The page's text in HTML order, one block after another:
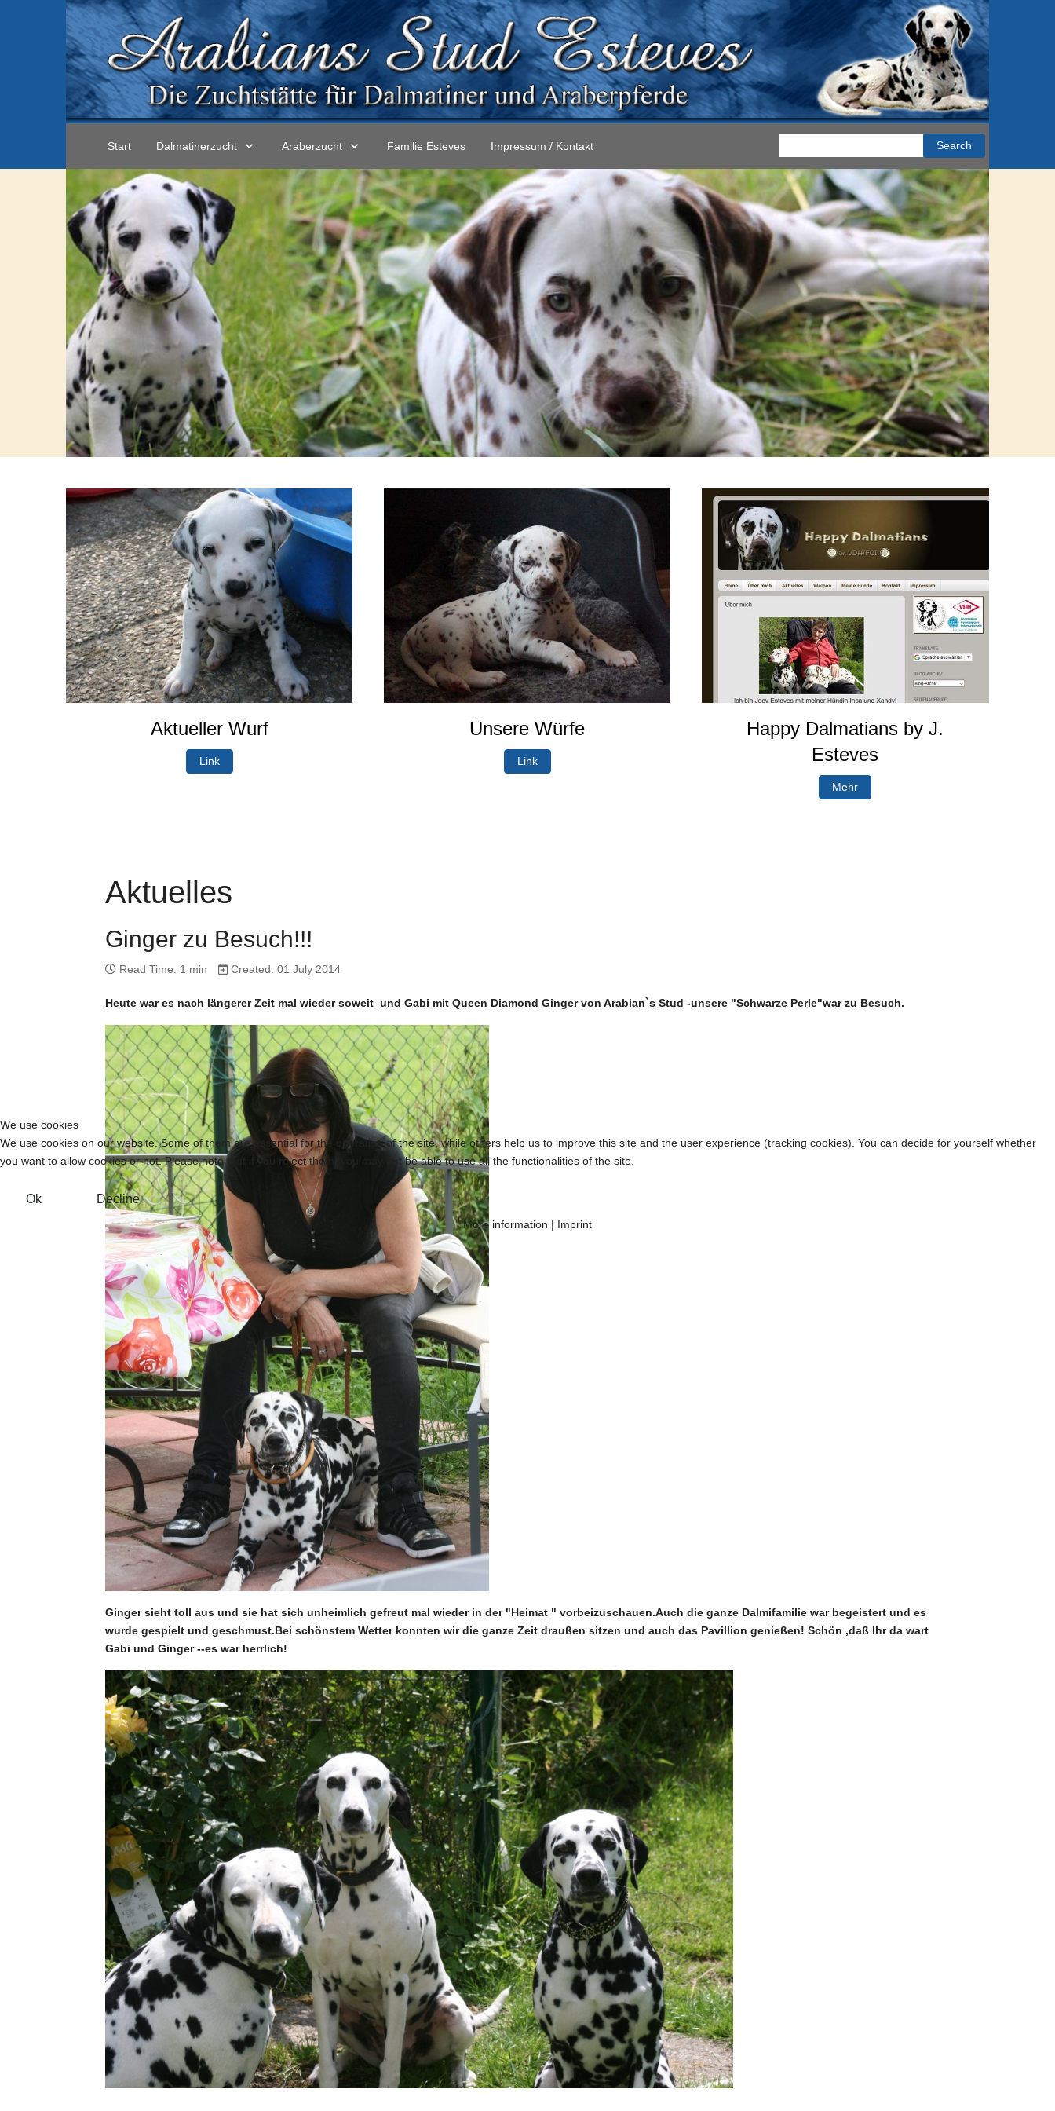
Start Dalmatinerzucht Araberzucht Familie Esteves Impressum / Kontakt Search
Aktueller Wurf
Link
Unsere Würfe
Link
Happy Dalmatians by J.
Esteves
Mehr
Aktuelles
Ginger zu Besuch!!!
Read Time: 1 min Created: 01 July 2014
Heute war es nach längerer Zeit mal wieder soweit und Gabi mit Queen Diamond Ginger von Arabian`s Stud -unsere "Schwarze Perle"war zu Besuch.
Ginger sieht toll aus und sie hat sich unheimlich gefreut mal wieder in der "Heimat " vorbeizuschauen.Auch die ganze Dalmifamilie war begeistert und es
wurde gespielt und geschmust.Bei schönstem Wetter konnten wir die ganze Zeit draußen sitzen und auch das Pavillion genießen! Schön ,daß Ihr da wart
Gabi und Ginger --es war herrlich!
We use cookies
We use cookies on our website. Some of them are essential for the operation of the site, while others help us to improve this site and the user experience (tracking cookies). You can decide for yourself whether
you want to allow cookies or not. Please note that if you reject them, you may not be able to use all the functionalities of the site.
Ok Decline
More information | Imprint